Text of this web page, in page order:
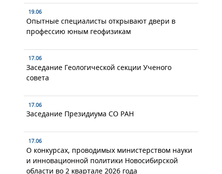
19.06
Опытные специалисты открывают двери в
профессию юным геофизикам
17.06
Заседание Геологической секции Ученого
совета
17.06
Заседание Президиума СО РАН
17.06
О конкурсах, проводимых министерством науки
и инновационной политики Новосибирской
области во 2 квартале 2026 года